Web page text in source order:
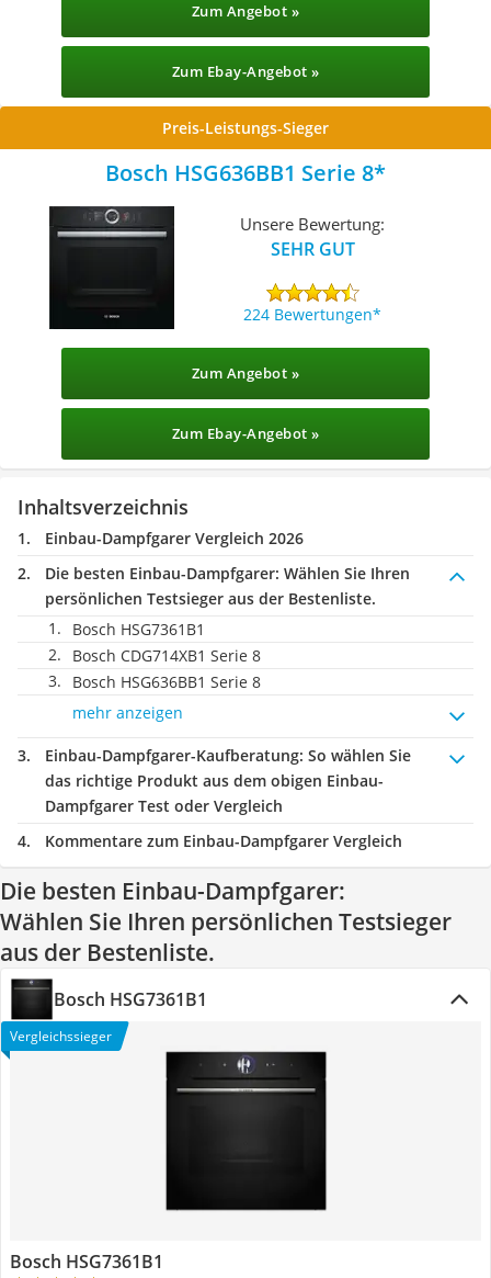
Zum Angebot »
Zum Ebay-Angebot »
Preis-Leistungs-Sieger
Bosch HSG636BB1 Serie 8
Unsere Bewertung:
SEHR GUT
224 Bewertungen
Zum Angebot »
Zum Ebay-Angebot »
Inhaltsverzeichnis
Einbau-Dampfgarer Vergleich 2026
Die besten Einbau-Dampfgarer: Wählen Sie Ihren
persönlichen Testsieger aus der Bestenliste.
Bosch HSG7361B1
Bosch CDG714XB1 Serie 8
Bosch HSG636BB1 Serie 8
mehr anzeigen
Einbau-Dampfgarer-Kaufberatung: So wählen Sie
das richtige Produkt aus dem obigen Einbau-
Dampfgarer Test oder Vergleich
Kommentare zum Einbau-Dampfgarer Vergleich
Die besten Einbau-Dampfgarer:
Wählen Sie Ihren persönlichen Testsieger
aus der Bestenliste.
Bosch HSG7361B1
Vergleichssieger
Bosch HSG7361B1